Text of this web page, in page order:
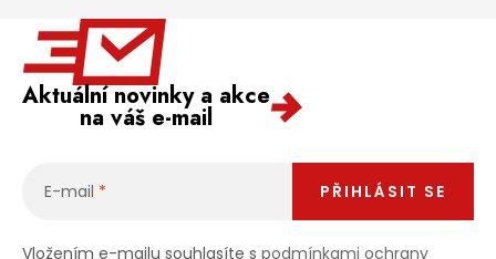
Aktuální novinky a akce
na váš e-mail
E-mail
Vložením e-mailu souhlasíte s podmínkami ochrany
PŘIHLÁSIT SE